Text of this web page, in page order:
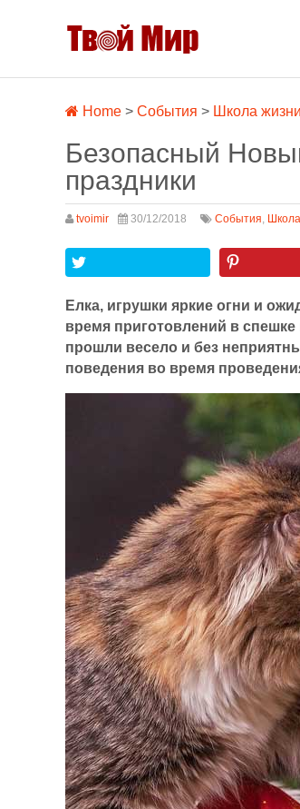
Home > События > Школа жизни
Безопасный
праздники
tvoimir 30/12/2018 События,
Елка, игрушки яркие огни и
время приготовлений в
прошли весело и без
поведения во время